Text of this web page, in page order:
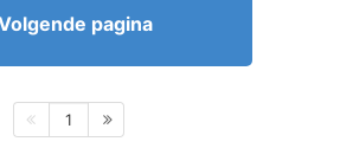
pagina
1